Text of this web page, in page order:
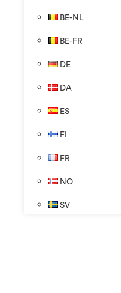
BE-NL
BE-FR
DE
DA
ES
FI
FR
NO
SV